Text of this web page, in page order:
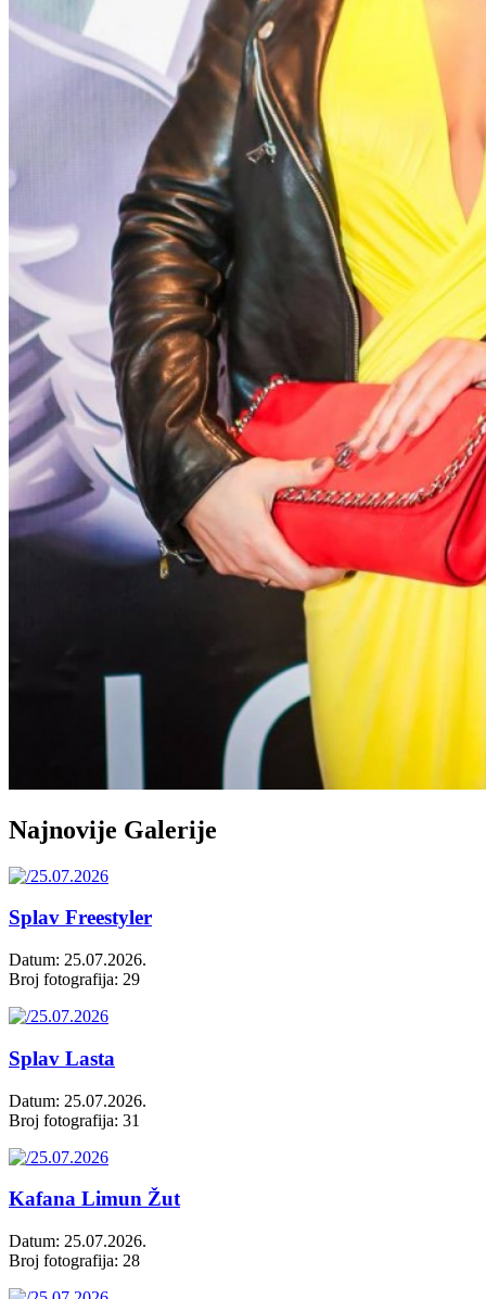
Najnovije Galerije
Splav Freestyler
Datum: 25.07.2026.
Broj fotografija: 29
Splav Lasta
Datum: 25.07.2026.
Broj fotografija: 31
Kafana Limun Žut
Datum: 25.07.2026.
Broj fotografija: 28